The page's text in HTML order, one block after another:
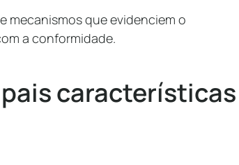
mecanismos que evidenciem o
a conformidade.
características